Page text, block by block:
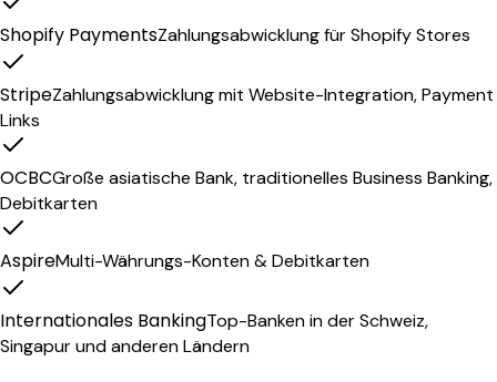
Shopify PaymentsZahlungsabwicklung für Shopify Stores
StripeZahlungsabwicklung mit Website-Integration, Payment
Links
OCBCGroße asiatische Bank, traditionelles Business Banking,
Debitkarten
AspireMulti-Währungs-Konten & Debitkarten
Internationales BankingTop-Banken in der Schweiz,
Singapur und anderen Ländern